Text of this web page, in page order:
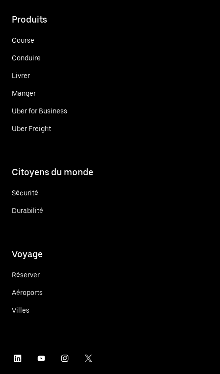
Produits
Course
Conduire
Livrer
Manger
Uber for Business
Uber Freight
Citoyens du monde
Sécurité
Durabilité
Voyage
Réserver
Aéroports
Villes